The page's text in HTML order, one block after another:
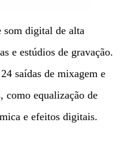
som digital de alta
e estúdios de gravação.
saídas de mixagem e
como equalização de
e efeitos digitais.